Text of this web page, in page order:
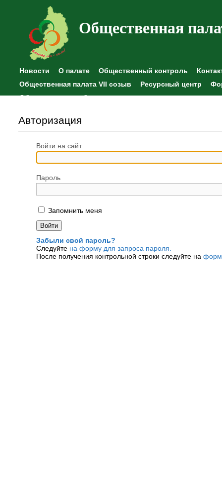
Общественная
Новости О палате Общественный контроль
Общественная палата VII созыв
Ресурсный центр
Общественные наблюдения
Авторизация
Войти на сайт
Пароль
Запомнить меня
Забыли свой пароль?
Следуйте на форму для запроса пароля.
После получения контрольной строки следуйте на